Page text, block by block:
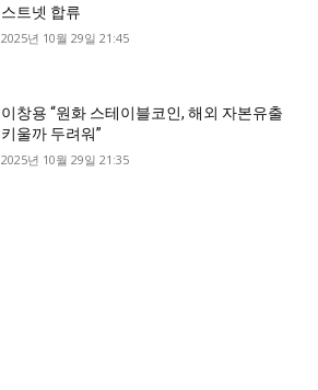
스트넷 합류
2025년 10월 29일 21:45
이창용 “원화 스테이블코인, 해외 자본유출
키울까 두려워”
2025년 10월 29일 21:35